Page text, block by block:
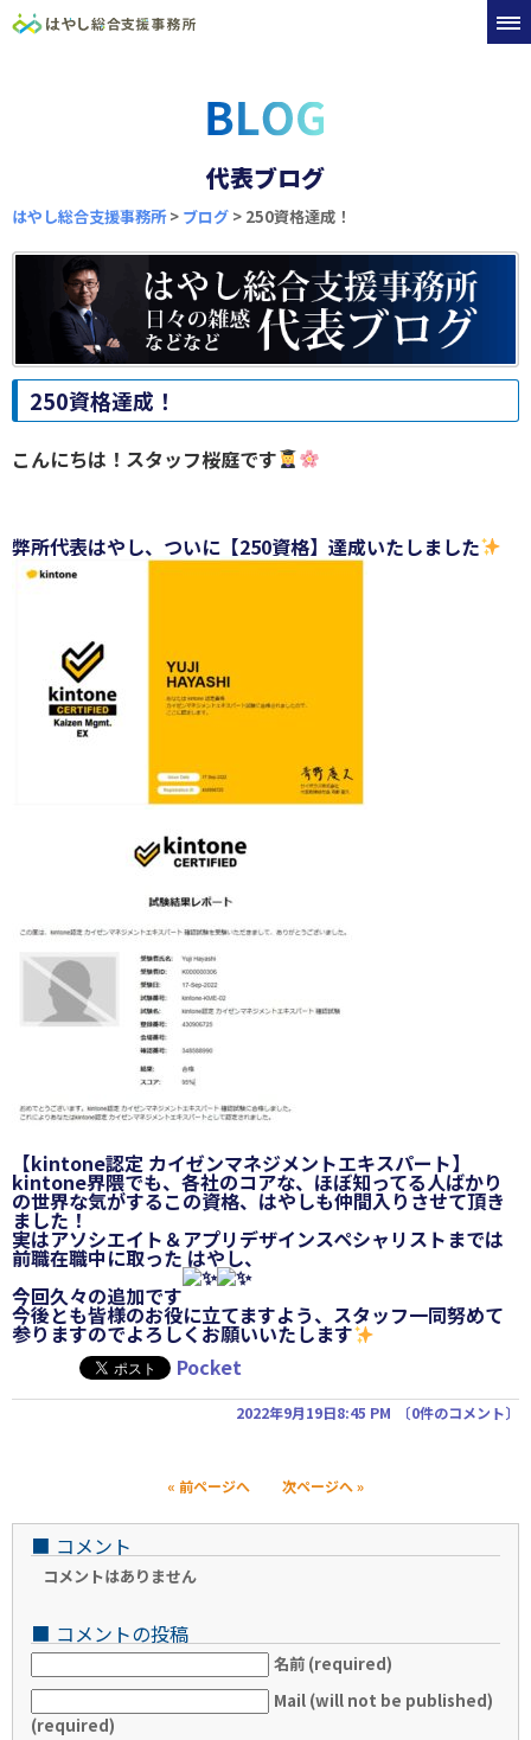
代表ブログ
はやし総合支援事務所> ブログ > 250資格達成！
250資格達成！
こんにちは！スタッフ桜庭です
弊所代表はやし、ついに【250資格】達成いたしました
【kintone認定 カイゼンマネジメントエキスパート】
kintone界隈でも、各社のコアな、ほぼ知ってる人ばかり
の世界な気がするこの資格、はやしも仲間入りさせて頂き
ました！
実はアソシエイト＆アプリデザインスペシャリストまでは
前職在職中に取った はやし、
今回久々の追加です
今後とも皆様のお役に立てますよう、スタッフ一同努めて
参りますのでよろしくお願いいたします
Pocket
2022年9月19日8:45 PM 〔0件のコメント〕
« 前ページへ 次ページへ »
■ コメント
コメントはありません
■ コメントの投稿
名前 (required)
Mail (will not be published)
(required)